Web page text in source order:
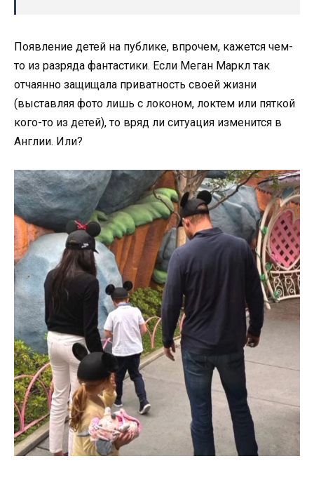
Появление детей на публике, впрочем, кажется чем-
то из разряда фантастики. Если Меган Маркл так
отчаянно защищала приватность своей жизни
(выставляя фото лишь с локоном, локтем или пяткой
кого-то из детей), то вряд ли ситуация изменится в
Англии. Или?